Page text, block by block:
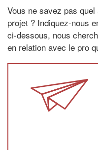
Vous ne savez pas
projet ? Indiquez-nous
ci-dessous, nous
en relation avec le pro